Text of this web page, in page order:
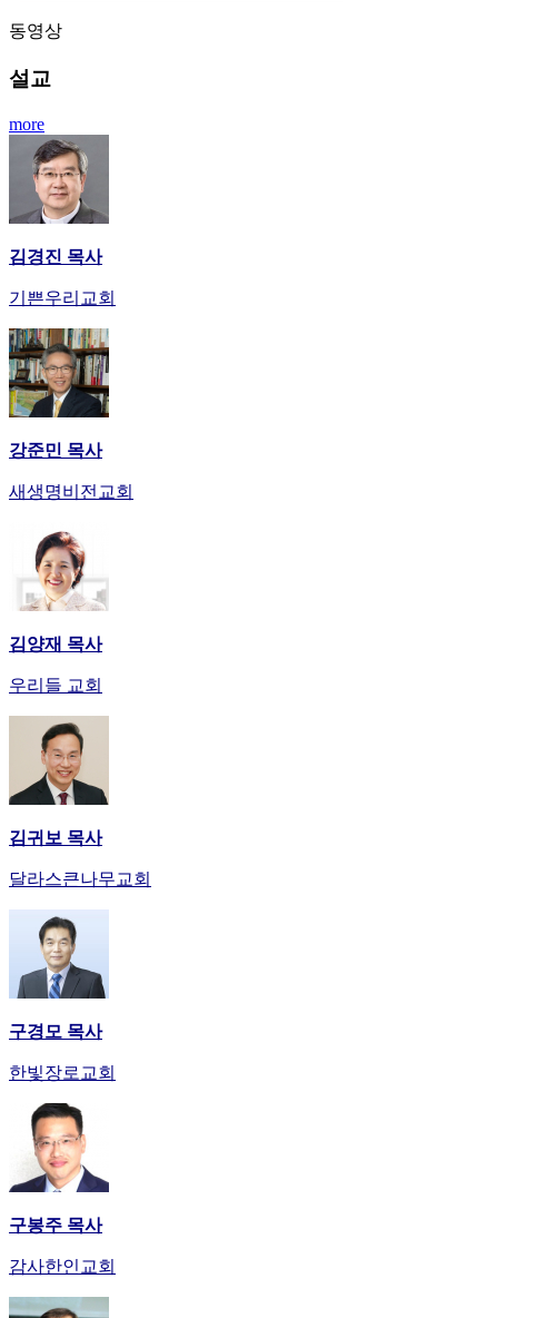
동영상
설교
more
김경진 목사
기쁜우리교회
강준민 목사
새생명비전교회
김양재 목사
우리들 교회
김귀보 목사
달라스큰나무교회
구경모 목사
한빛장로교회
구봉주 목사
감사한인교회